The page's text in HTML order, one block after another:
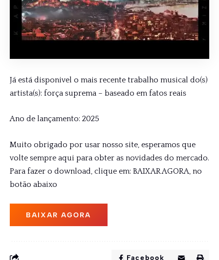
Já está disponivel o mais recente trabalho musical do(s)
artista(s): força suprema – baseado em fatos reais
Ano de lançamento: 2025
Muito obrigado por usar nosso site, esperamos que
volte sempre aqui para obter as novidades do mercado.
Para fazer o download, clique em: BAIXAR AGORA, no
botão abaixo
BAIXAR AGORA
Facebook